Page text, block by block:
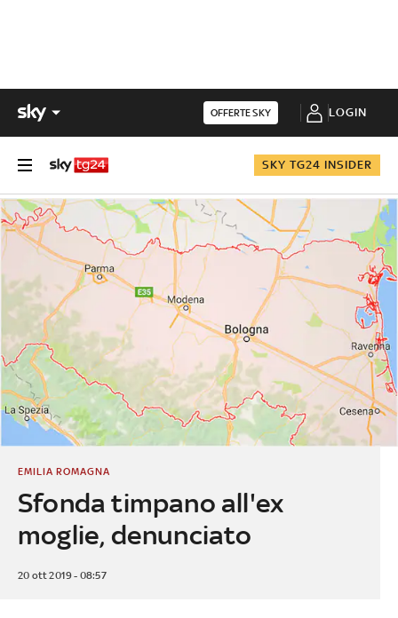
OFFERTE SKY LOGIN
SKY TG24 INSIDER
Sfonda timpano all'ex
moglie, denunciato
EMILIA ROMAGNA
20 ott 2019 - 08:57